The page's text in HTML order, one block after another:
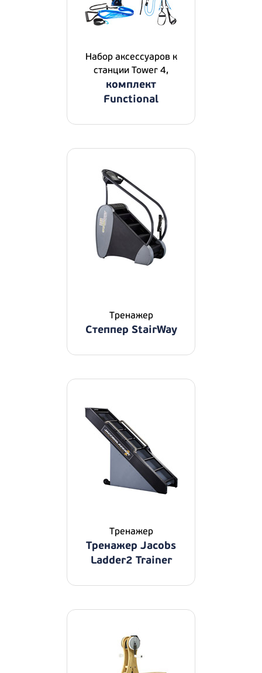
Набор аксессуаров к
станции Tower 4,
комплект
Functional
Тренажер
Степпер StairWay
Тренажер
Тренажер Jacobs
Ladder2 Trainer